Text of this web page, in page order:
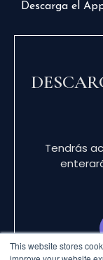
This website stores
Descarga el
Tendrás